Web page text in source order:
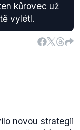
kůrovec už
vylétl.
novou strategii